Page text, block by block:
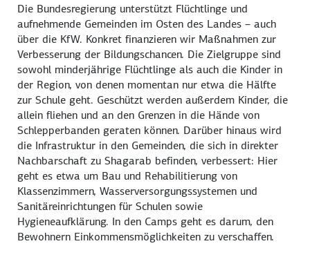
Die Bundesregierung unterstützt Flüchtlinge und
aufnehmende Gemeinden im Osten des Landes – auch
über die KfW. Konkret finanzieren wir Maßnahmen zur
Verbesserung der Bildungschancen. Die Zielgruppe sind
sowohl minderjährige Flüchtlinge als auch die Kinder in
der Region, von denen momentan nur etwa die Hälfte
zur Schule geht. Geschützt werden außerdem Kinder, die
allein fliehen und an den Grenzen in die Hände von
Schlepperbanden geraten können. Darüber hinaus wird
die Infrastruktur in den Gemeinden, die sich in direkter
Nachbarschaft zu Shagarab befinden, verbessert: Hier
geht es etwa um Bau und Rehabilitierung von
Klassenzimmern, Wasserversorgungssystemen und
Sanitäreinrichtungen für Schulen sowie
Hygieneaufklärung. In den Camps geht es darum, den
Bewohnern Einkommensmöglichkeiten zu verschaffen.